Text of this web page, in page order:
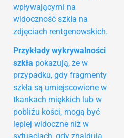
wpływającymi na
widoczność szkła na
zdjęciach rentgenowskich.
Przykłady wykrywalności
szkła pokazują, że w
przypadku, gdy fragmenty
szkła są umiejscowione w
tkankach miękkich lub w
pobliżu kości, mogą być
lepiej widoczne niż w